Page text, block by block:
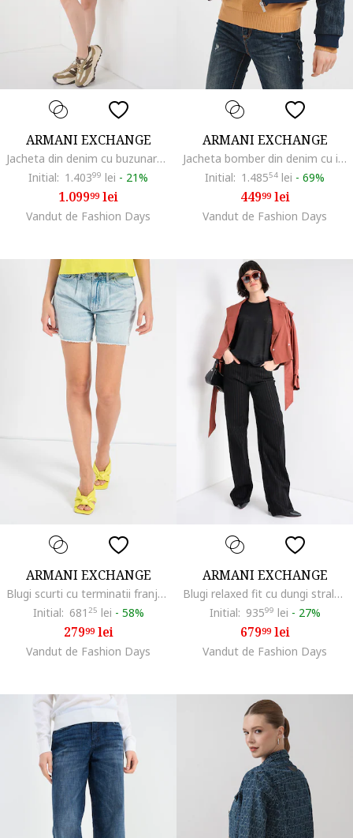
ARMANI EXCHANGE
Jacheta din denim cu buzunare pe piept, Alb fildes
Initial: 1.40399 lei - 21%
1.09999lei
Vandut de Fashion Days
ARMANI EXCHANGE
Jacheta bomber din denim cu imprimeu logo si maneci cazute, Albastru
Initial: 1.48554 lei - 69%
44999lei
Vandut de Fashion Days
ARMANI EXCHANGE
Blugi scurti cu terminatii franjurate, Albastru deschis
Initial: 681 25 lei - 58%
27999lei
Vandut de Fashion Days
ARMANI EXCHANGE
Blugi relaxed fit cu dungi stralucitoare, Auriu/Negru
Initial: 93599 lei - 27%
67999lei
Vandut de Fashion Days